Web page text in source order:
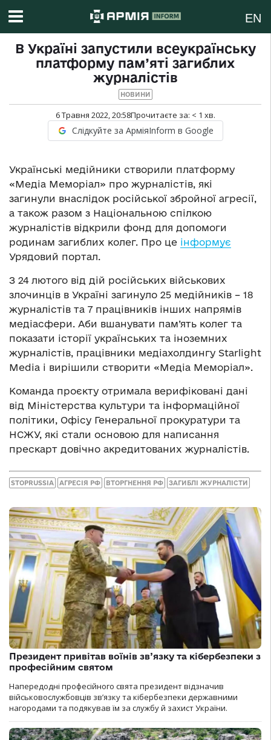
EN
В Україні запустили всеукраїнську
платформу пам’яті загиблих
журналістів
НОВИНИ
6 Травня 2022, 20:58Прочитаєте за: < 1 хв.
Слідкуйте за АрміяInform в Google
Українські медійники створили платформу
«Медіа Меморіал» про журналістів, які
загинули внаслідок російської збройної агресії,
а також разом з Національною спілкою
журналістів відкрили фонд для допомоги
родинам загиблих колег. Про це інформує
Урядовий портал.
З 24 лютого від дій російських військових
злочинців в Україні загинуло 25 медійників – 18
журналістів та 7 працівників інших напрямів
медіасфери. Аби вшанувати пам’ять колег та
показати історії українських та іноземних
журналістів, працівники медіахолдингу Starlight
Media і вирішили створити «Медіа Меморіал».
Команда проєкту отримала верифіковані дані
від Міністерства культури та інформаційної
політики, Офісу Генеральної прокуратури та
НСЖУ, які стали основою для написання
прескарт довічно акредитованих журналістів.
STOPRUSSIA АГРЕСІЯ РФ ВТОРГНЕННЯ РФ ЗАГИБЛІ ЖУРНАЛІСТИ
Президент привітав воїнів зв’язку та кібербезпеки з
професійним святом
Напередодні професійного свята президент відзначив
військовослужбовців зв’язку та кібербезпеки державними
нагородами та подякував їм за службу й захист України.